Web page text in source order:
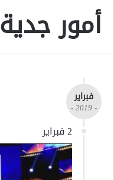
أمور جدية
فبراير
- 2019 -
2 فبراير